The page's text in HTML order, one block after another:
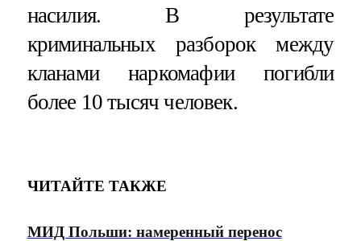
насилия. В результате
криминальных разборок между
кланами наркомафии погибли
более 10 тысяч человек.
ЧИТАЙТЕ ТАКЖЕ
МИД Польши: намеренный перенос